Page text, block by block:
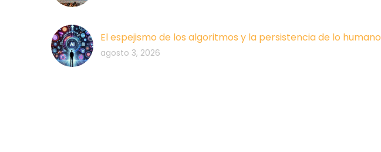
El espejismo de los algoritmos y la persistencia de lo humano
agosto 3, 2026